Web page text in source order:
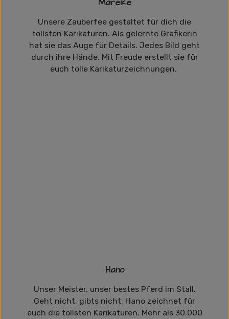
Mareike
Unsere Zauberfee gestaltet für dich die
tollsten Karikaturen. Als gelernte Grafikerin
hat sie das Auge für Details. Jedes Bild geht
durch ihre Hände. Mit Freude erstellt sie für
euch tolle Karikaturzeichnungen.
Hano
Unser Meister, unser bestes Pferd im Stall.
Geht nicht, gibts nicht. Hano zeichnet für
euch die tollsten Karikaturen. Mehr als 30.000